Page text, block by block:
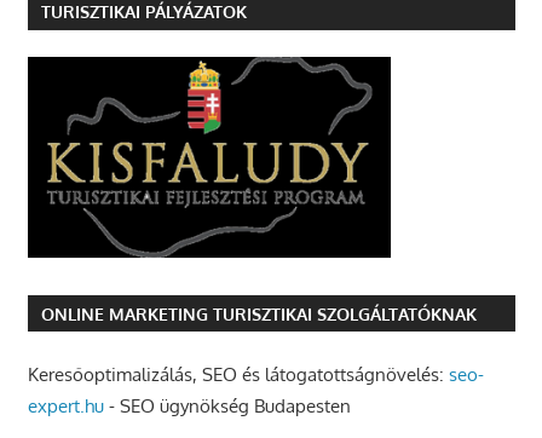
TURISZTIKAI PÁLYÁZATOK
ONLINE MARKETING TURISZTIKAI SZOLGÁLTATÓKNAK
Keresőoptimalizálás, SEO és látogatottságnövelés: seo-
expert.hu- SEO ügynökség Budapesten